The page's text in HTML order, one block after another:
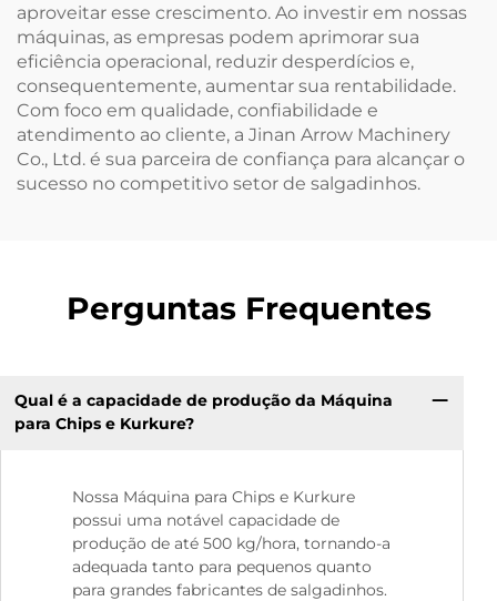
aproveitar esse crescimento. Ao investir em nossas
máquinas, as empresas podem aprimorar sua
eficiência operacional, reduzir desperdícios e,
consequentemente, aumentar sua rentabilidade.
Com foco em qualidade, confiabilidade e
atendimento ao cliente, a Jinan Arrow Machinery
Co., Ltd. é sua parceira de confiança para alcançar o
sucesso no competitivo setor de salgadinhos.
Perguntas Frequentes
Qual é a capacidade de produção da Máquina
para Chips e Kurkure?
Nossa Máquina para Chips e Kurkure
possui uma notável capacidade de
produção de até 500 kg/hora, tornando-a
adequada tanto para pequenos quanto
para grandes fabricantes de salgadinhos.